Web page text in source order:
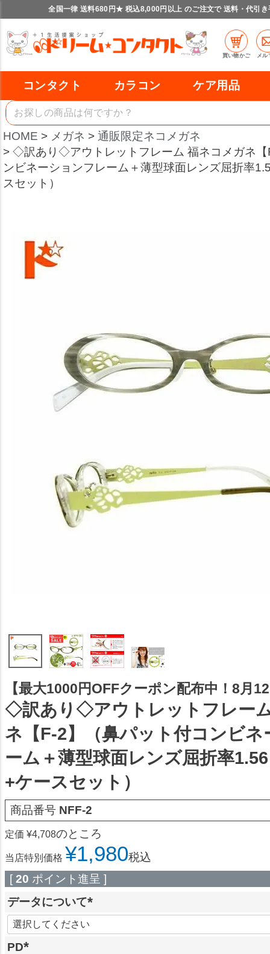
全国一律 送料680円★ 税込8,000円以上 のご注文で 送料・代引き
買い物かご メル
コンタクト カラコン ケア用品
HOME メガネ
通販限定ネコメガネ
◇訳あり◇アウトレットフレーム 福ネコメガネ【
ンビネーションフレーム＋薄型球面レンズ屈折率
スセット）
【最大1000円OFFクーポン配布中！8月
◇訳あり◇アウトレットフレー
ネ【F-2】（鼻パット付コンビ
ーム＋薄型球面レンズ屈折率
+ケースセット）
商品番号 NFF-2
定価 ¥4,708のところ
当店特別価格 ¥1,980税込
[ 20 ポイント進呈 ]
データについて
(
必
PD